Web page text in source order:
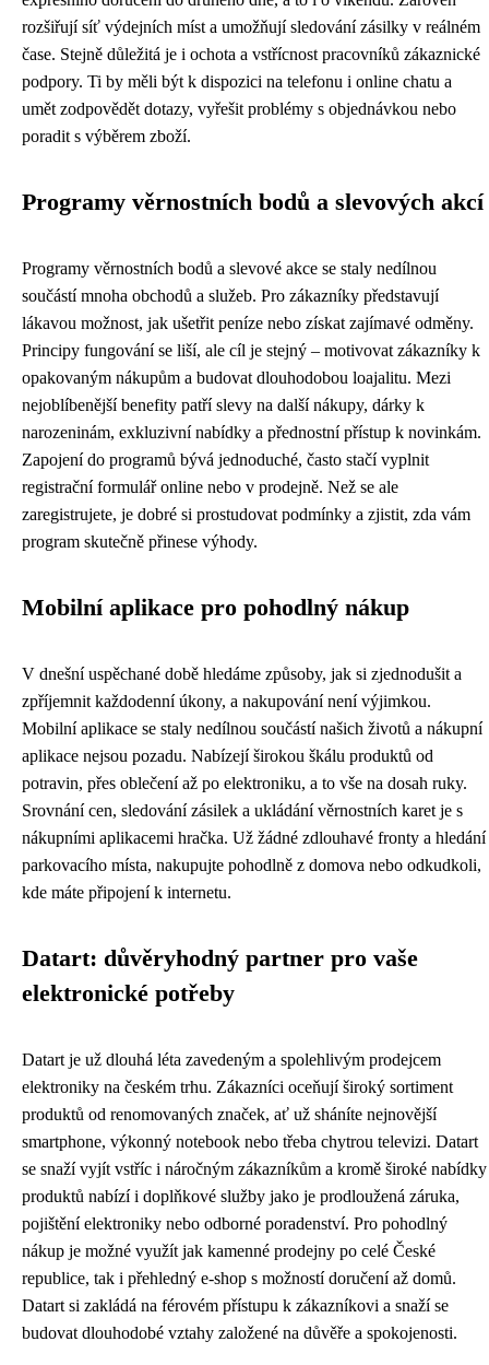
rozšiřují síť výdejních míst a umožňují sledování zásilky v reálném
čase. Stejně důležitá je i ochota a vstřícnost pracovníků zákaznické
podpory. Ti by měli být k dispozici na telefonu i online chatu a
umět zodpovědět dotazy, vyřešit problémy s objednávkou nebo
poradit s výběrem zboží.
Programy věrnostních bodů a slevových akcí
Programy věrnostních bodů a slevové akce se staly nedílnou
součástí mnoha obchodů a služeb. Pro zákazníky představují
lákavou možnost, jak ušetřit peníze nebo získat zajímavé odměny.
Principy fungování se liší, ale cíl je stejný – motivovat zákazníky k
opakovaným nákupům a budovat dlouhodobou loajalitu. Mezi
nejoblíbenější benefity patří slevy na další nákupy, dárky k
narozeninám, exkluzivní nabídky a přednostní přístup k novinkám.
Zapojení do programů bývá jednoduché, často stačí vyplnit
registrační formulář online nebo v prodejně. Než se ale
zaregistrujete, je dobré si prostudovat podmínky a zjistit, zda vám
program skutečně přinese výhody.
Mobilní aplikace pro pohodlný nákup
V dnešní uspěchané době hledáme způsoby, jak si zjednodušit a
zpříjemnit každodenní úkony, a nakupování není výjimkou.
Mobilní aplikace se staly nedílnou součástí našich životů a nákupní
aplikace nejsou pozadu. Nabízejí širokou škálu produktů od
potravin, přes oblečení až po elektroniku, a to vše na dosah ruky.
Srovnání cen, sledování zásilek a ukládání věrnostních karet je s
nákupními aplikacemi hračka. Už žádné zdlouhavé fronty a hledání
parkovacího místa, nakupujte pohodlně z domova nebo odkudkoli,
kde máte připojení k internetu.
Datart: důvěryhodný partner pro vaše
elektronické potřeby
Datart je už dlouhá léta zavedeným a spolehlivým prodejcem
elektroniky na českém trhu. Zákazníci oceňují široký sortiment
produktů od renomovaných značek, ať už sháníte nejnovější
smartphone, výkonný notebook nebo třeba chytrou televizi. Datart
se snaží vyjít vstříc i náročným zákazníkům a kromě široké nabídky
produktů nabízí i doplňkové služby jako je prodloužená záruka,
pojištění elektroniky nebo odborné poradenství. Pro pohodlný
nákup je možné využít jak kamenné prodejny po celé České
republice, tak i přehledný e-shop s možností doručení až domů.
Datart si zakládá na férovém přístupu k zákazníkovi a snaží se
budovat dlouhodobé vztahy založené na důvěře a spokojenosti.